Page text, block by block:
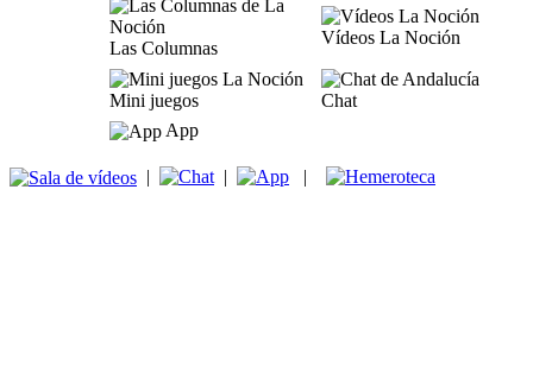
Las Columnas
Vídeos La Noción
Mini juegos
Chat
App
| | |